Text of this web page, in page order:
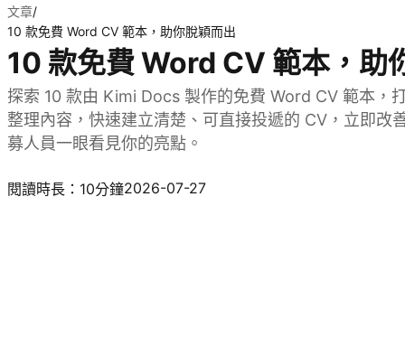
文章/
10 款免費 Word CV 範本，助你脫穎而出
10 款免費 Word CV 範本，助
探索 10 款由 Kimi Docs 製作的免費 Word CV 範本，
整理內容，快速建立清楚、可直接投遞的 CV，立即改
募人員一眼看見你的亮點。
閱讀時長：10分鐘2026-07-27